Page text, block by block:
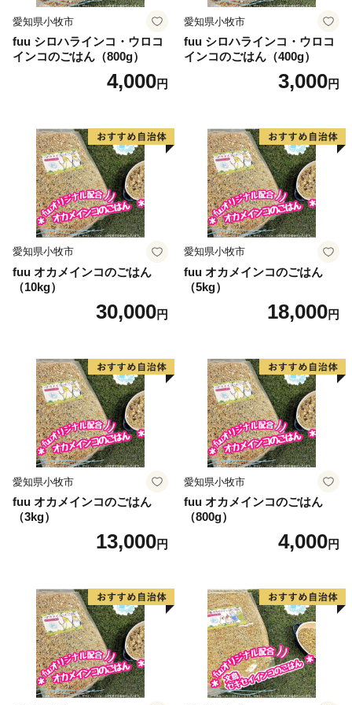
愛知県小牧市
fuu シロハラインコ・ウロコ
インコのごはん（800g）
4,000円
愛知県小牧市
fuu シロハラインコ・ウロコ
インコのごはん（400g）
3,000円
愛知県小牧市
fuu オカメインコのごはん
（10kg）
30,000円
愛知県小牧市
fuu オカメインコのごはん
（5kg）
18,000円
愛知県小牧市
fuu オカメインコのごはん
（3kg）
13,000円
愛知県小牧市
fuu オカメインコのごはん
（800g）
4,000円